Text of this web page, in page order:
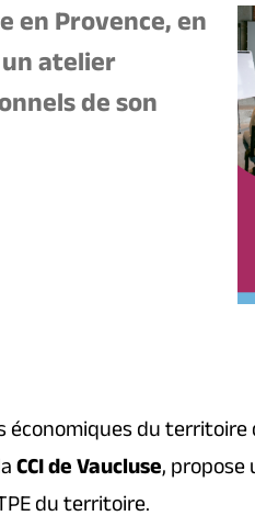
en Provence, en
atelier
de son
du
CCI de Vaucluse, propose
du territoire.